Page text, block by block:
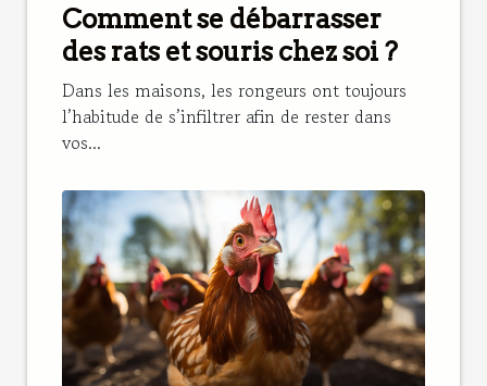
Comment se débarrasser
des rats et souris chez soi ?
Dans les maisons, les rongeurs ont toujours
l’habitude de s’infiltrer afin de rester dans
vos...